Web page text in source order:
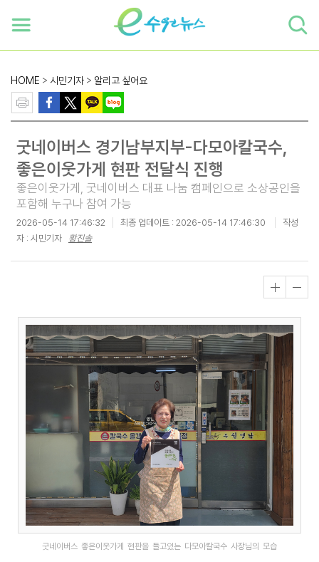
HOME > 시민기자 > 알리고 싶어요
굿네이버스 경기남부지부-다모아칼국수,
좋은이웃가게 현판 전달식 진행
좋은이웃가게, 굿네이버스 대표 나눔 캠페인으로 소상공인을
포함해 누구나 참여 가능
2026-05-14 17:46:32 최종 업데이트 : 2026-05-14 17:46:30
작성
자 : 시민기자 황진솔
굿네이버스 좋은이웃가게 현판을 들고있는 다모아칼국수 사장님의 모습